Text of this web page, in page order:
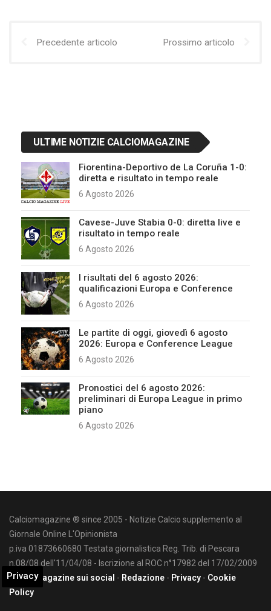
Precedente articolo Prossimo articolo
ULTIME NOTIZIE CALCIOMAGAZINE
Fiorentina-Deportivo de La Coruña 1-0:
diretta e risultato in tempo reale
6 Agosto 2026
Cavese-Juve Stabia 0-0: diretta live e
risultato in tempo reale
6 Agosto 2026
I risultati del 6 agosto 2026:
qualificazioni Europa e Conference
6 Agosto 2026
Le partite di oggi, giovedì 6 agosto
2026: Europa e Conference League
6 Agosto 2026
Pronostici del 6 agosto 2026:
preliminari di Europa League in primo
piano
6 Agosto 2026
Calciomagazine ® since 2005 - Notizie Calcio supplemento al
Giornale Online L'Opinionista
p.iva 01873660680 Testata giornalistica Reg. Trib. di Pescara
n.08/08 dell'11/04/08 - Iscrizione al ROC n°17982 del 17/02/2009
Calciomagazine sui social - Redazione - Privacy - Cookie
Policy
Privacy